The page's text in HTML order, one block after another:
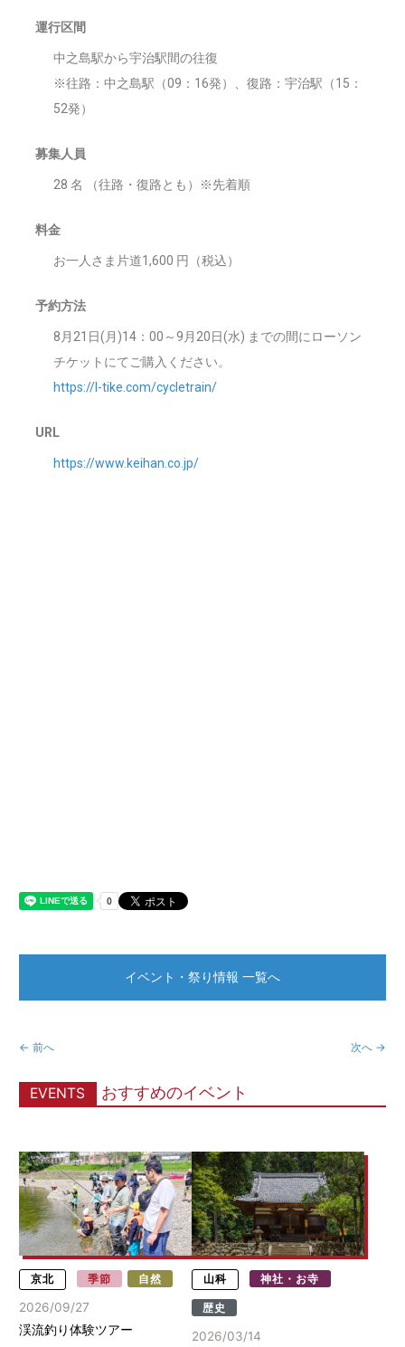
運行区間
中之島駅から宇治駅間の往復
※往路：中之島駅（09：16発）、復路：宇治駅（15：
52発）
募集人員
28 名 （往路・復路とも）※先着順
料金
お一人さま片道1,600 円（税込）
予約方法
8月21日(月)14：00～9月20日(水) までの間にローソン
チケットにてご購入ください。
https://l-tike.com/cycletrain/
URL
https://www.keihan.co.jp/
← 前へ 次へ →
イベント・祭り情報 一覧へ
EVENTS おすすめのイベント
京北 季節 自然
2026/09/27
渓流釣り体験ツアー
山科 神社・お寺
歴史
2026/03/14